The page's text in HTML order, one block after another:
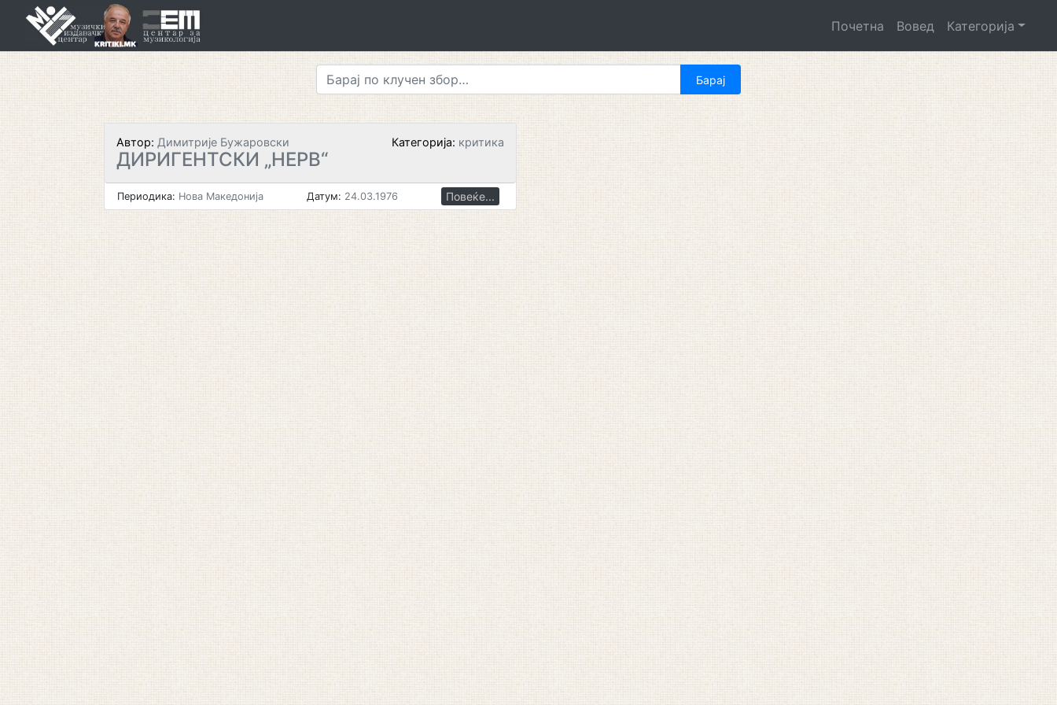
Почетна Вовед Категорија
Автор: Димитрије Бужаровски Категорија: критика
ДИРИГЕНТСКИ „НЕРВ“
Периодика: Нова Македонија Датум: 24.03.1976 Повеќе...